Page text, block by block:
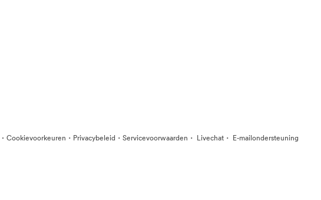
· Cookievoorkeuren · Privacybeleid · Servicevoorwaarden · Livechat · E-mailondersteuning